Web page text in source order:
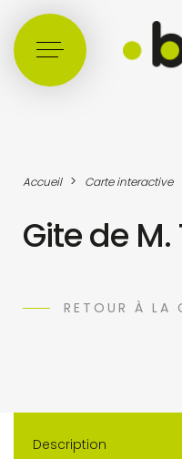
Accueil > Carte interactive
Gite de M.
RETOUR À LA
Description